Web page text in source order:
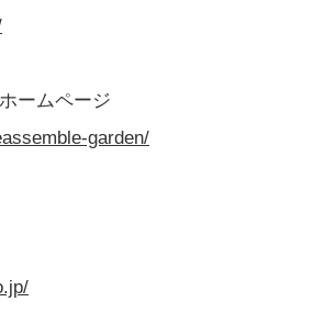
ームページ
garden/